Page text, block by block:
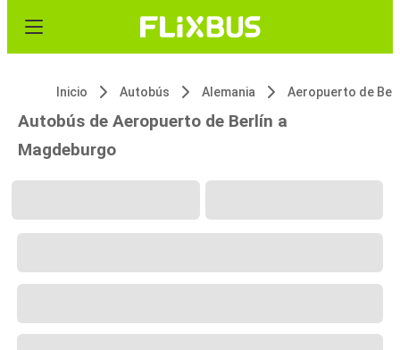
Inicio Autobús Alemania Aeropuerto de
Autobús de Aeropuerto de Berlín a
Magdeburgo